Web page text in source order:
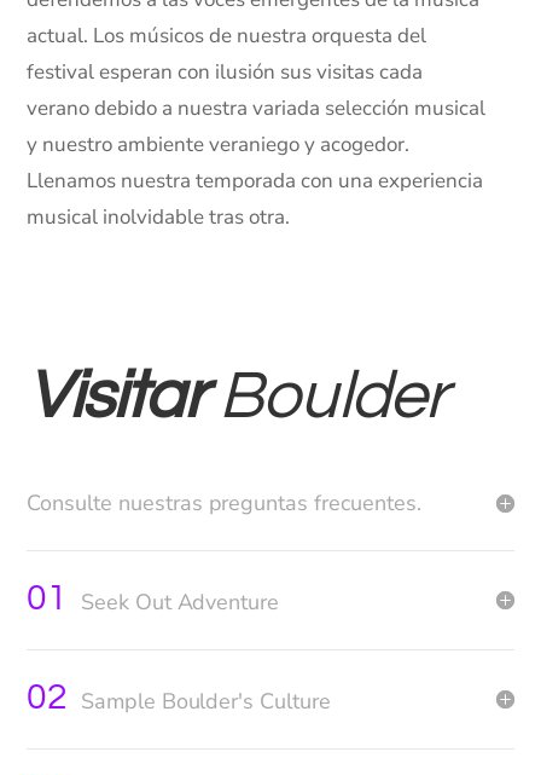
actual. Los músicos de nuestra orquesta del
festival esperan con ilusión sus visitas cada
verano debido a nuestra variada selección musical
y nuestro ambiente veraniego y acogedor.
Llenamos nuestra temporada con una experiencia
musical inolvidable tras otra.
VisitarBoulder
Consulte nuestras preguntas frecuentes.
01 Seek Out Adventure
02 Sample Boulder's Culture